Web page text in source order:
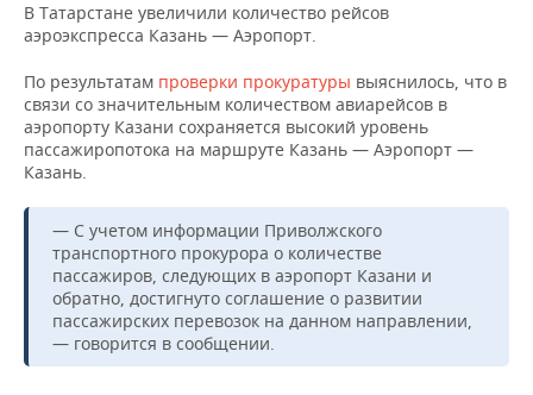
ОТКРЫТАЯ ЛЕКЦИЯ
БАСКЕТБОЛ
ВОЛЕЙБОЛ
КИБЕРСПОРТ
ВОДНЫЕ ВИДЫ СПОРТА
ХОККЕЙ С МЯЧОМ
ИНФРАСТРУКТУРА
ИСТОРИЯ
КУЛЬТУРА
ОБРАЗОВАНИЕ
ПРОИСШЕСТВИЯ
СПРАВОЧНИК
СПИСОК ПЕРСОН
СПИСОК КОМПАНИЙ
ПОЛНАЯ ВЕРСИЯ
В Татарстане увеличили количество рейсов
аэроэкспресса Казань — Аэропорт.
По результатам проверки прокуратуры выяснилось, что в
связи со значительным количеством авиарейсов в
аэропорту Казани сохраняется высокий уровень
пассажиропотока на маршруте Казань — Аэропорт —
Казань.
— С учетом информации Приволжского
транспортного прокурора о количестве
пассажиров, следующих в аэропорт Казани и
обратно, достигнуто соглашение о развитии
пассажирских перевозок на данном направлении,
— говорится в сообщении.